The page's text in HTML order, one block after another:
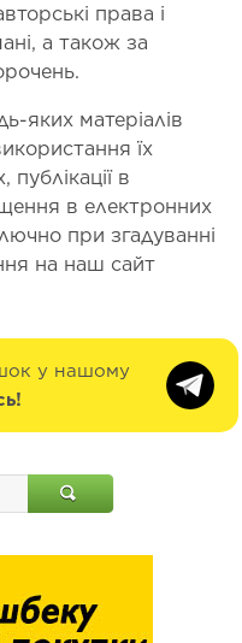
права і
а також за
яких матеріалів
їх
в
в електронних
при згадуванні
на наш сайт
у нашому